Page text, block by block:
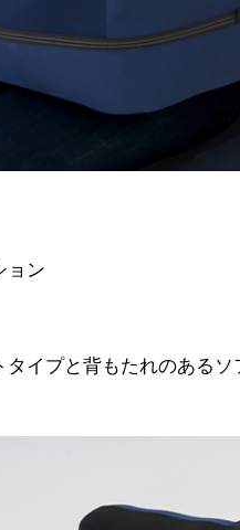
ョン
イプと背もたれのある